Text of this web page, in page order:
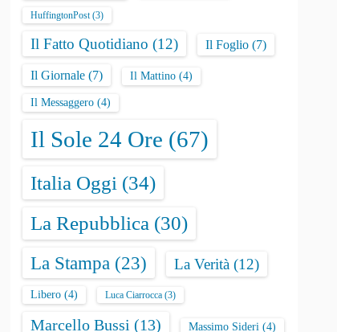
HuffingtonPost(3)
Il Fatto Quotidiano (12) Il Foglio (7)
Il Giornale (7) Il Mattino (4)
Il Messaggero (4)
Il Sole 24 Ore (67)
Italia Oggi (34)
La Repubblica (30)
La Stampa (23) La Verità (12)
Libero (4) Luca Ciarrocca (3)
Marcello Bussi (13) Massimo Sideri (4)